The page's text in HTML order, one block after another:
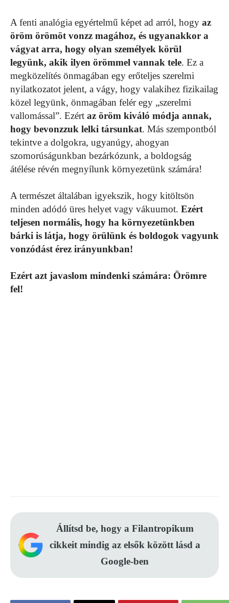
A fenti analógia egyértelmű képet ad arról, hogy az
öröm örömöt vonzz magához, és ugyanakkor a
vágyat arra, hogy olyan személyek körül
legyünk, akik ilyen örömmel vannak tele. Ez a
megközelítés önmagában egy erőteljes szerelmi
nyilatkozatot jelent, a vágy, hogy valakihez fizikailag
közel legyünk, önmagában felér egy „szerelmi
vallomással”. Ezért az öröm kiváló módja annak,
hogy bevonzzuk lelki társunkat. Más szempontból
tekintve a dolgokra, ugyanúgy, ahogyan
szomorúságunkban bezárkózunk, a boldogság
átélése révén megnyílunk környezetünk számára!
A természet általában igyekszik, hogy kitöltsön
minden adódó üres helyet vagy vákuumot. Ezért
teljesen normális, hogy ha környezetünkben
bárki is látja, hogy örülünk és boldogok vagyunk
vonzódást érez irányunkban!
Ezért azt javaslom mindenki számára: Örömre
fel!
Állítsd be, hogy a Filantropikum
cikkeit mindig az elsők között lásd a
Google-ben